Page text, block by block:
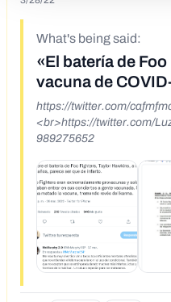
What's being said:
«El batería de
vacuna de
https://twitter.com/
<br>https://twitter.com/
989275652